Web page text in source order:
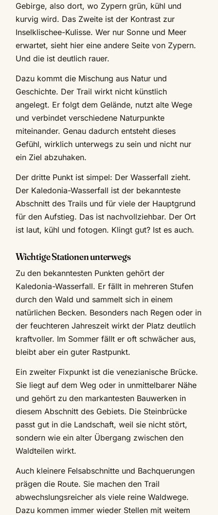
Gebirge, also dort, wo Zypern grün, kühl und
kurvig wird. Das Zweite ist der Kontrast zur
Inselklischee-Kulisse. Wer nur Sonne und Meer
erwartet, sieht hier eine andere Seite von Zypern.
Und die ist deutlich rauer.
Dazu kommt die Mischung aus Natur und
Geschichte. Der Trail wirkt nicht künstlich
angelegt. Er folgt dem Gelände, nutzt alte Wege
und verbindet verschiedene Naturpunkte
miteinander. Genau dadurch entsteht dieses
Gefühl, wirklich unterwegs zu sein und nicht nur
ein Ziel abzuhaken.
Der dritte Punkt ist simpel: Der Wasserfall zieht.
Der Kaledonia-Wasserfall ist der bekannteste
Abschnitt des Trails und für viele der Hauptgrund
für den Aufstieg. Das ist nachvollziehbar. Der Ort
ist laut, kühl und fotogen. Klingt gut? Ist es auch.
Wichtige Stationen unterwegs
Zu den bekanntesten Punkten gehört der
Kaledonia-Wasserfall. Er fällt in mehreren Stufen
durch den Wald und sammelt sich in einem
natürlichen Becken. Besonders nach Regen oder in
der feuchteren Jahreszeit wirkt der Platz deutlich
kraftvoller. Im Sommer fällt er oft schwächer aus,
bleibt aber ein guter Rastpunkt.
Ein zweiter Fixpunkt ist die venezianische Brücke.
Sie liegt auf dem Weg oder in unmittelbarer Nähe
und gehört zu den markantesten Bauwerken in
diesem Abschnitt des Gebiets. Die Steinbrücke
passt gut in die Landschaft, weil sie nicht stört,
sondern wie ein alter Übergang zwischen den
Waldteilen wirkt.
Auch kleinere Felsabschnitte und Bachquerungen
prägen die Route. Sie machen den Trail
abwechslungsreicher als viele reine Waldwege.
Dazu kommen immer wieder Stellen mit weitem